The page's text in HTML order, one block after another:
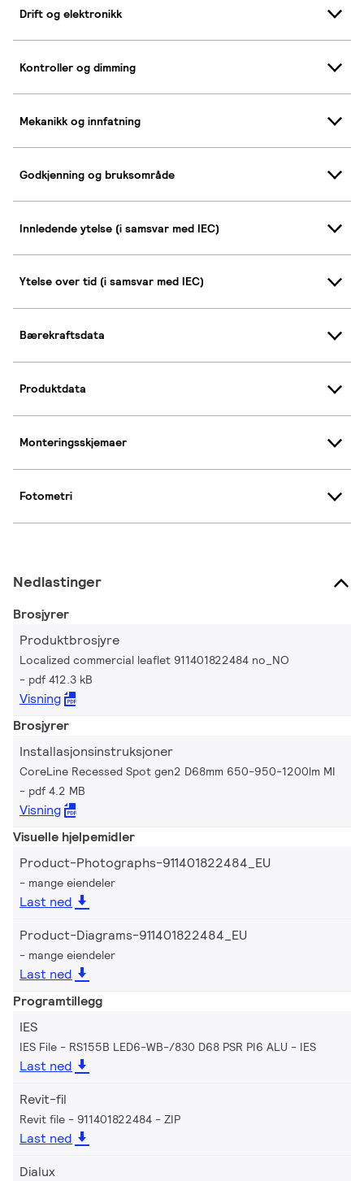
Drift og elektronikk
Kontroller og dimming
Mekanikk og innfatning
Godkjenning og bruksområde
Innledende ytelse (i samsvar med IEC)
Ytelse over tid (i samsvar med IEC)
Bærekraftsdata
Produktdata
Monteringsskjemaer
Fotometri
Nedlastinger
Brosjyrer
Produktbrosjyre
Localized commercial leaflet 911401822484 no_NO
pdf 412.3 kB
Visning
Brosjyrer
Installasjonsinstruksjoner
CoreLine Recessed Spot gen2 D68mm 650-950-1200lm MI
pdf 4.2 MB
Visning
Visuelle hjelpemidler
Product-Photographs-911401822484_EU
mange eiendeler
Last ned
Product-Diagrams-911401822484_EU
mange eiendeler
Last ned
Programtillegg
IES
IES File - RS155B LED6-WB-/830 D68 PSR PI6 ALU IES
Last ned
Revit-fil
Revit file - 911401822484 ZIP
Last ned
Dialux